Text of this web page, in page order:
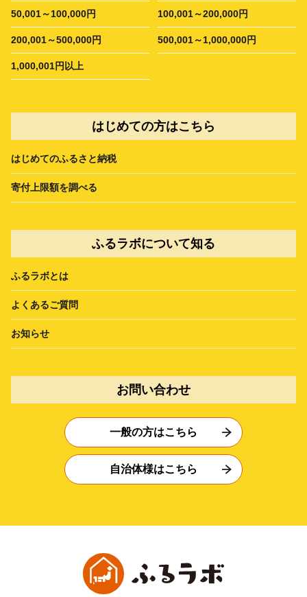
50,001～100,000円 100,001～200,000円
200,001～500,000円 500,001～1,000,000円
1,000,001円以上
はじめての方はこちら
はじめてのふるさと納税
寄付上限額を調べる
ふるラボについて知る
ふるラボとは
よくあるご質問
お知らせ
お問い合わせ
一般の方はこちら
自治体様はこちら